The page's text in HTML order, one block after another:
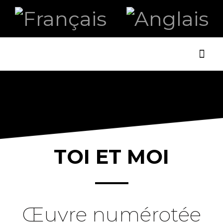
TOI ET MOI
Œuvre numérotée